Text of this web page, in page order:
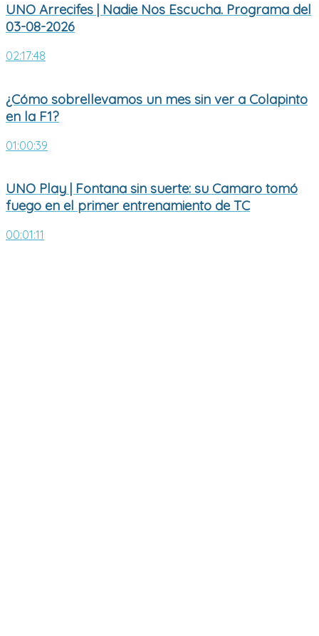
UNO Arrecifes | Nadie Nos Escucha. Programa del
03-08-2026
02:17:48
¿Cómo sobrellevamos un mes sin ver a Colapinto
en la F1?
01:00:39
UNO Play | Fontana sin suerte: su Camaro tomó
fuego en el primer entrenamiento de TC
00:01:11